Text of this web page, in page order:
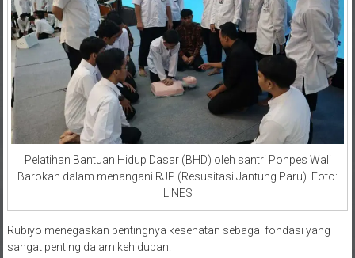
Pelatihan Bantuan Hidup Dasar (BHD) oleh santri Ponpes Wali
Barokah dalam menangani RJP (Resusitasi Jantung Paru). Foto:
LINES
Rubiyo menegaskan pentingnya kesehatan sebagai fondasi yang
sangat penting dalam kehidupan.